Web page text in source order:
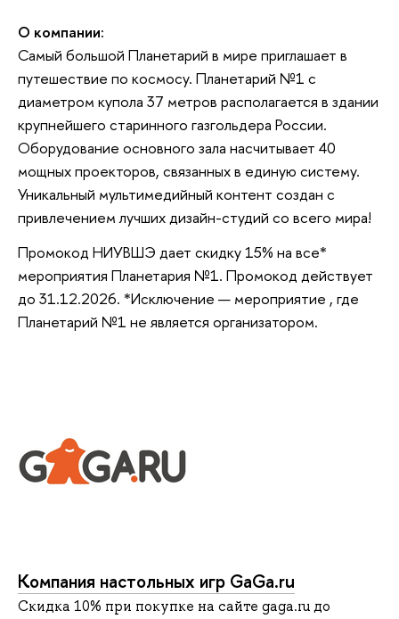
О компании:
Самый большой Планетарий в мире приглашает в
путешествие по космосу. Планетарий №1 с
диаметром купола 37 метров располагается в здании
крупнейшего старинного газгольдера России.
Оборудование основного зала насчитывает 40
мощных проекторов, связанных в единую систему.
Уникальный мультимедийный контент создан с
привлечением лучших дизайн-студий со всего мира!
Промокод НИУВШЭ дает скидку 15% на все*
мероприятия Планетария №1. Промокод действует
до 31.12.2026. *Исключение — мероприятие , где
Планетарий №1 не является организатором.
Компания настольных игр GaGa.ru
Скидка 10% при покупке на сайте gaga.ru до